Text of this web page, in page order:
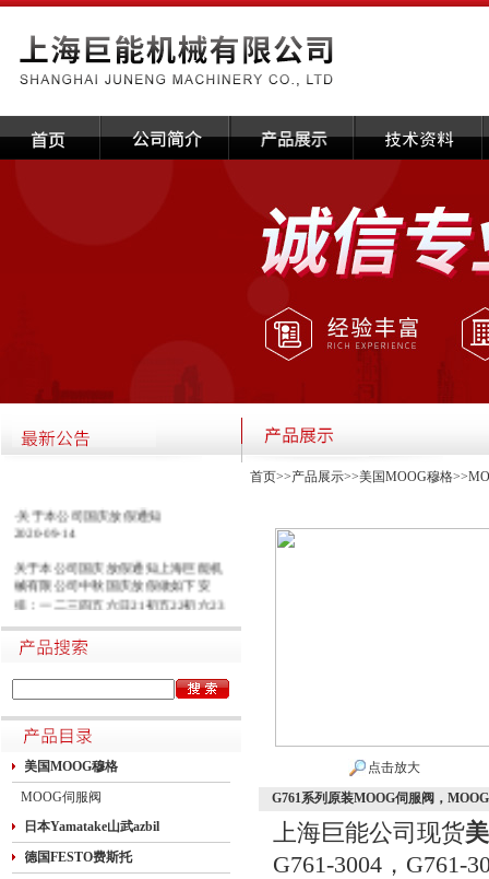
2020-09-14
械有限公司中秋国庆放假做如下安
排：一二三四五六日21初五22初六23
初七24初八25初九26初十班27十一28
十二29十三30十四假1国庆节假2十六
假3十七假4十八假5十九假6二十假7
月1日~8日放假调休，共8天。9月27
日（星期日）、10月10日（星期六）
上班。在此期间如有进口产品需要采
购的客户，为避免您的货期受到影
响，请提前安排订货事宜。高速规定
如下1.高速免费规定时间：2020年10
月1日0时-10月8日24时，共8天
美国MOOG穆格
MOOG伺服阀
日本Yamatake山武azbil
德国FESTO费斯托
首页>>产品展示>>美国MOOG穆格>>
点击放大
G761系列原装MOOG伺服阀，
上海巨能公司现货
G761-3004，G761-